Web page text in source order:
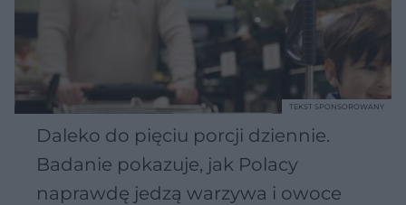
Daleko do pięciu porcji dziennie.
Badanie pokazuje, jak Polacy
naprawdę jedzą warzywa i owoce
TEKST SPONSOROWANY